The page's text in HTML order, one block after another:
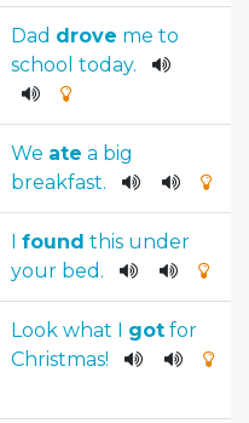
Dad drove me to
school today.
We ate a big
breakfast.
I found this under
your bed .
Look what I got for
Christmas!